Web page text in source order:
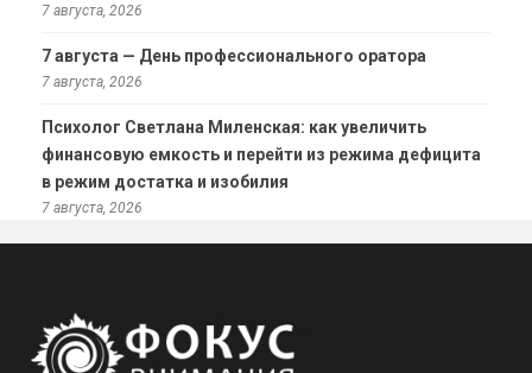
7 августа, 2026
7 августа — День профессионального оратора
7 августа, 2026
Психолог Светлана Миленская: как увеличить
финансовую емкость и перейти из режима дефицита
в режим достатка и изобилия
7 августа, 2026